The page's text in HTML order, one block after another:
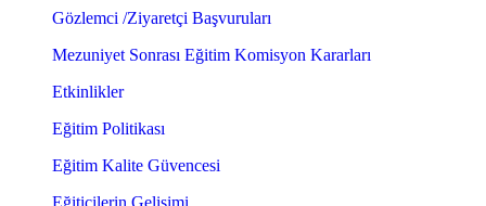
Gözlemci /Ziyaretçi Başvuruları
Mezuniyet Sonrası Eğitim Komisyon Kararları
Etkinlikler
Eğitim Politikası
Eğitim Kalite Güvencesi